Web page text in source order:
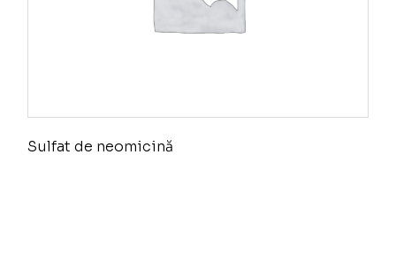
Sulfat de neomicină